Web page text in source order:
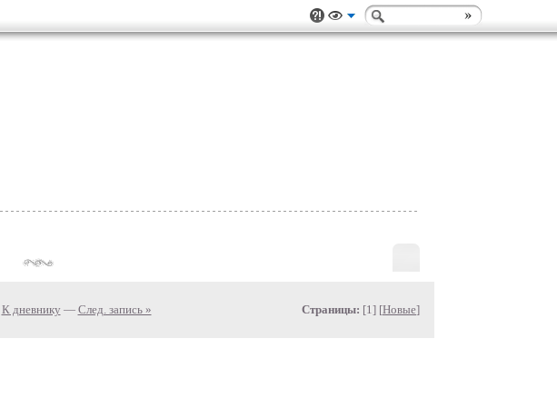
К дневнику — След. запись » Страницы: [1] [Новые]